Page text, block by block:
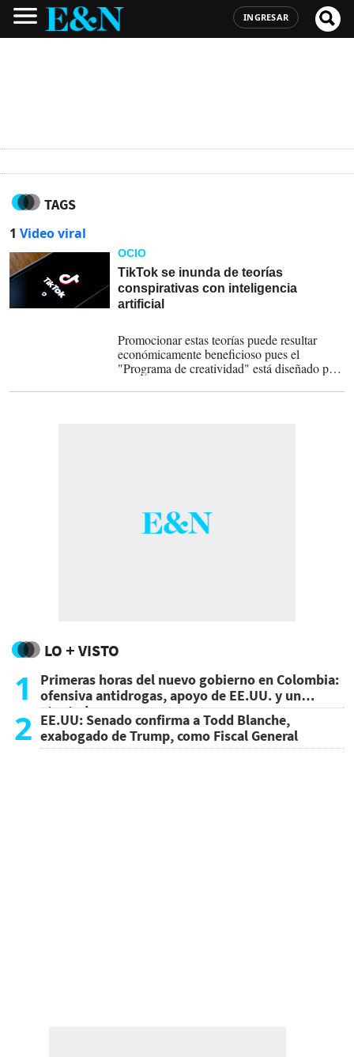
INGRESAR
TAGS
1 Video viral
OCIO
TikTok se inunda de teorías
conspirativas con inteligencia
artificial
Promocionar estas teorías puede resultar
económicamente beneficioso pues el
"Programa de creatividad" está diseñado para
generado en la plataforma.
LO + VISTO
1
Primeras horas del nuevo gobierno en Colombia:
ofensiva antidrogas, apoyo de EE.UU. y un
atentado
2 EE.UU: Senado confirma a Todd Blanche,
exabogado de Trump, como Fiscal General